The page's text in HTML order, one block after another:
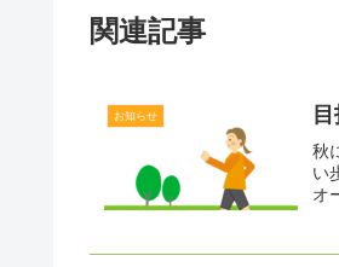
関連記事
お知らせ
秋
い
オ